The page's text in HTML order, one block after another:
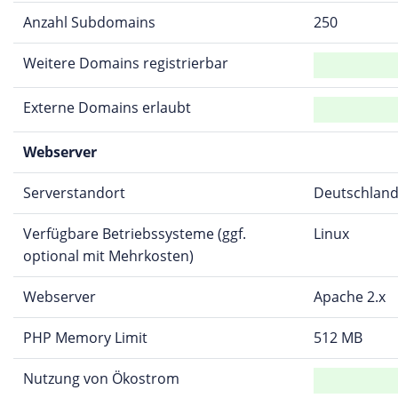
Anzahl Subdomains 250
Weitere Domains registrierbar
Externe Domains erlaubt
Webserver
Serverstandort Deutschland
Verfügbare Betriebssysteme (ggf.
optional mit Mehrkosten)
Linux
Webserver Apache 2.x
PHP Memory Limit 512 MB
Nutzung von Ökostrom